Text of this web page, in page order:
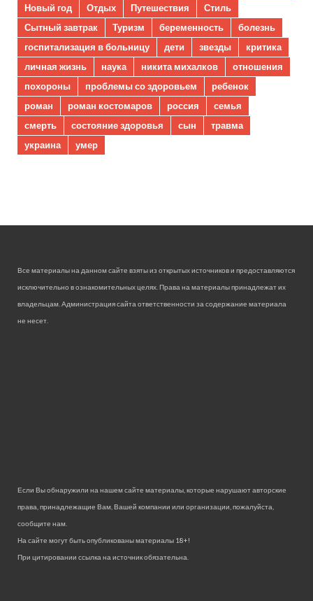
Новый год
Отдых Путешествия
Стиль
Сытный завтрак
Туризм беременность
болезнь
госпитализация в больницу
дети звезды
критика
личная жизнь
наука никита михалков
отношения
похороны
проблемы со здоровьем
ребенок
роман
роман костомаров россия
семья
смерть
состояние здоровья сын
травма
украина
умер
Все материалы на данном сайте взяты из открытых источников и предоставляются
исключительно в ознакомительных целях. Права на материалы принадлежат их
владельцам. Администрация сайта ответственности за содержание материала
не несет.
Если Вы обнаружили на нашем сайте материалы, которые нарушают авторские
права, принадлежащие Вам, Вашей компании или организации, пожалуйста,
сообщите нам.
На сайте могут быть опубликованы материалы 18+!
При цитировании ссылка на источник обязательна.